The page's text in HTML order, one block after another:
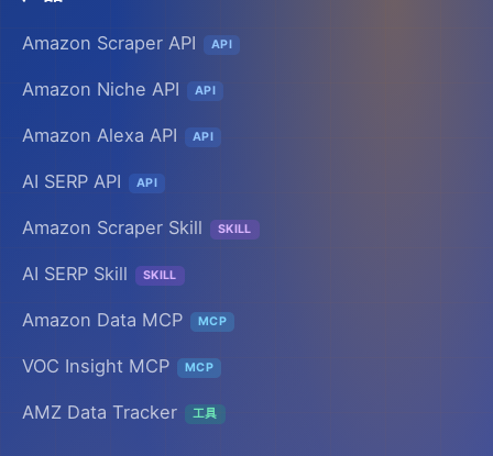
Amazon Scraper API API
Amazon Niche API API
Amazon Alexa API API
AI SERP API API
Amazon Scraper Skill SKILL
AI SERP Skill SKILL
Amazon Data MCP MCP
VOC Insight MCP MCP
AMZ Data Tracker 工具